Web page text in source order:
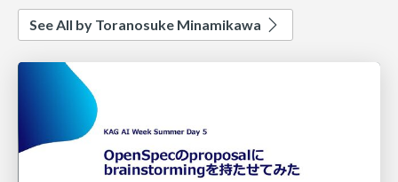
See All by Toranosuke Minamikawa